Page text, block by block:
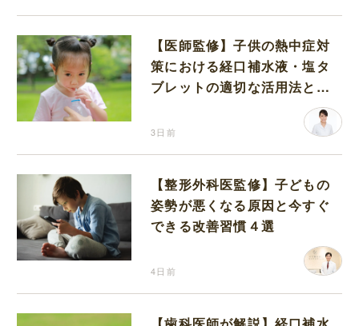
【医師監修】子供の熱中症対
策における経口補水液・塩タ
ブレットの適切な活用法と水
3日前
【整形外科医監修】子どもの
姿勢が悪くなる原因と今すぐ
できる改善習慣４選
4日前